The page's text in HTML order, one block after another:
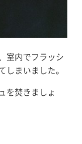
室内でフラッシ
しまいました。
を焚きましょ